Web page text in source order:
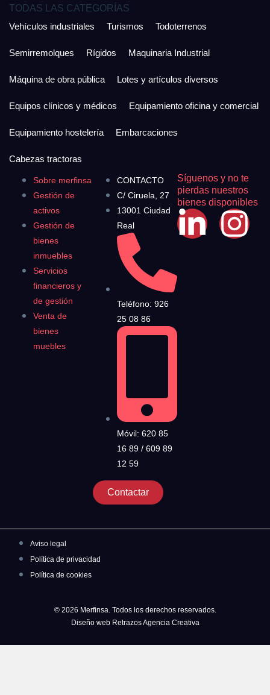
Sobre merfinsa
Gestión de
activos
Gestión de
bienes
inmuebles
Servicios
financieros y
de gestión
Venta de
bienes
muebles
CONTACTO
C/ Ciruela, 27
13001 Ciudad
Real
Teléfono: 926
25 08 86
Móvil: 620 85
16 89 / 609 89
12 59
Contactar
Síguenos y no te
pierdas nuestros
bienes disponibles
TODAS LAS CATEGORÍAS
Vehículos industriales
Turismos Todoterrenos
Semirremolques Rígidos Maquinaria Industrial
Máquina de obra pública Lotes y artículos diversos
Equipos clínicos y médicos Equipamiento oficina y comercial
Equipamiento hostelería Embarcaciones
Cabezas tractoras
Aviso legal
Política de privacidad
Política de cookies
© 2026 Merfinsa. Todos los derechos reservados.
Diseño web Retrazos Agencia Creativa